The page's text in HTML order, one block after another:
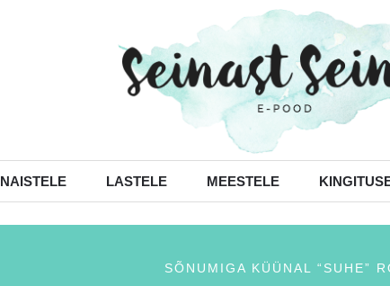
NAISTELE LASTELE MEESTELE
SÕNUMIGA KÜÜNAL “SUHE”